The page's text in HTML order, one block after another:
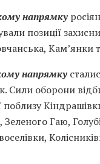
напрямку
позиції
Кам’янки
напрямку
Сили оборони
поблизу
Зеленого Гаю,